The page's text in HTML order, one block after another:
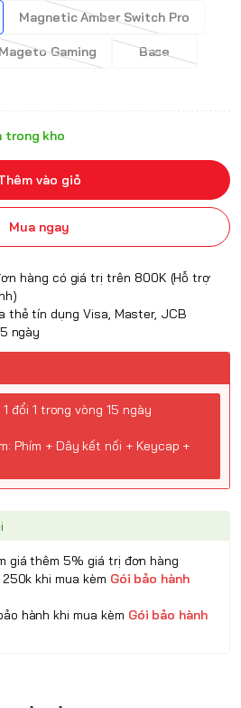
Magnetic Amber Switch Pro
Mageto Gaming Base
trong kho
vào giỏ
Mua ngay
hàng có giá trị trên 800K (Hỗ trợ
thẻ tín dụng Visa, Master, JCB
ngày
đổi 1 trong vòng 15 ngày
Phím + Dây kết nối + Keycap +
giá thêm 5% giá trị đơn hàng
khi mua kèm Gói bảo hành
hành khi mua kèm Gói bảo hành